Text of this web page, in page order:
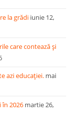
la grădi iunie 12,
care contează și
azi educației. mai
2026 martie 26,